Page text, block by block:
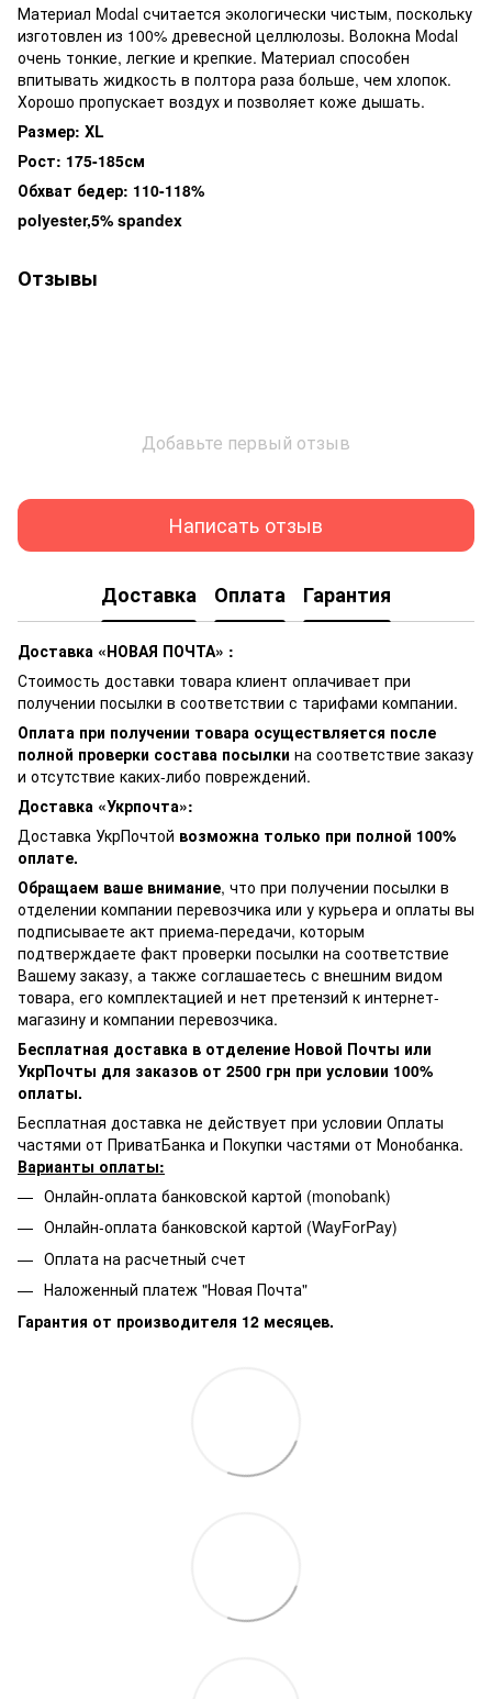
Материал Modal считается экологически чистым, поскольку
изготовлен из 100% древесной целлюлозы. Волокна Modal
очень тонкие, легкие и крепкие. Материал способен
впитывать жидкость в полтора раза больше, чем хлопок.
Хорошо пропускает воздух и позволяет коже дышать.
Размер: XL
Рост: 175-185см
Обхват бедер: 110-118%
polyester,5% spandex
Отзывы
Добавьте первый отзыв
Написать отзыв
Доставка Оплата Гарантия
Доставка «НОВАЯ ПОЧТА» :
Стоимость доставки товара клиент оплачивает при
получении посылки в соответствии с тарифами компании.
Оплата при получении товара осуществляется после
полной проверки состава посылки на соответствие заказу
и отсутствие каких-либо повреждений.
Доставка «Укрпочта»:
Доставка УкрПочтой возможна только при полной 100%
оплате.
Обращаем ваше внимание, что при получении посылки в
отделении компании перевозчика или у курьера и оплаты вы
подписываете акт приема-передачи, которым
подтверждаете факт проверки посылки на соответствие
Вашему заказу, а также соглашаетесь с внешним видом
товара, его комплектацией и нет претензий к интернет-
магазину и компании перевозчика.
Бесплатная доставка в отделение Новой Почты или
УкрПочты для заказов от 2500 грн при условии 100%
оплаты.
Бесплатная доставка не действует при условии Оплаты
частями от ПриватБанка и Покупки частями от Монобанка.
Варианты оплаты:
Онлайн-оплата банковской картой (monobank)
Онлайн-оплата банковской картой (WayForPay)
Оплата на расчетный счет
Наложенный платеж "Новая Почта"
Гарантия от производителя 12 месяцев.